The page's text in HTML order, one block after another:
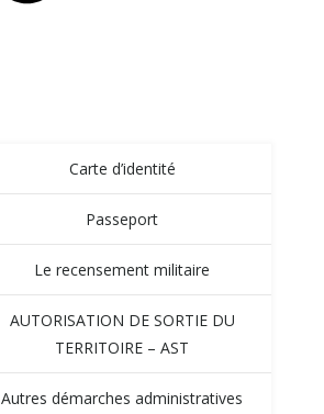
Carte d’identité
Passeport
Le recensement militaire
AUTORISATION DE SORTIE DU
TERRITOIRE – AST
Autres démarches administratives